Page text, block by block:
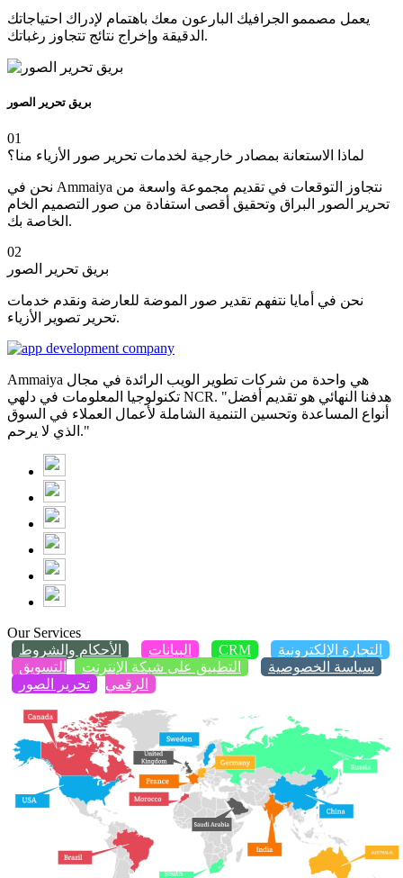
يعمل مصممو الجرافيك البارعون معك باهتمام لإدراك احتياجاتك
الدقيقة وإخراج نتائج تتجاوز رغباتك.
بريق تحرير الصور
01
لماذا الاستعانة بمصادر خارجية لخدمات تحرير صور الأزياء منا؟
نحن في Ammaiya نتجاوز التوقعات في تقديم مجموعة واسعة من
تحرير الصور البراق وتحقيق أقصى استفادة من صور التصميم الخام
الخاصة بك.
02
بريق تحرير الصور
نحن في أمايا نتفهم تقدير صور الموضة للعارضة ونقدم خدمات
تحرير تصوير الأزياء.
Ammaiya هي واحدة من شركات تطوير الويب الرائدة في مجال
تكنولوجيا المعلومات في دلهي NCR. "هدفنا النهائي هو تقديم أفضل
أنواع المساعدة وتحسين التنمية الشاملة لأعمال العملاء في السوق
الذي لا يرحم."
Our Services
البيانات
الأحكام والشروط CRM
التجارة الإلكترونية
سياسة الخصوصية
التطبيق على شبكة الإنترنت
التسويق
الرقمي
تحرير الصور